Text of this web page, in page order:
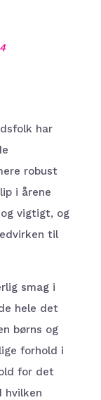
har
robust
i årene
vigtigt, og
til
smag i
hele det
børns og
forhold i
for det
hvilken